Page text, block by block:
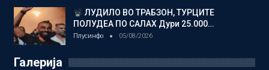
ЛУДИЛО ВО ТРАБЗОН, ТУРЦИТЕ
ПОЛУДЕА ПО САЛАХ Дури 25.000…
Плусинфо 05/08/2026
Галерија